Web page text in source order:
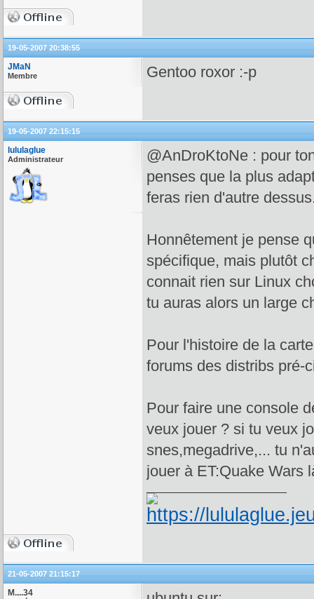
19-05-2007 20:38:55
JMaN
Membre Gentoo roxor :-p
19-05-2007 22:15:15
lululaglue
Administrateur
@AnDroKtoNe : pour
penses que la plus
feras rien d'autre
Honnêtement je pense
spécifique, mais plutôt
connait rien sur Linux
tu auras alors un large
Pour l'histoire de la
forums des distribs pré-
Pour faire une console
veux jouer ? si tu veux
snes,megadrive,... tu
jouer à ET:Quake Wars
21-05-2007 21:15:17
M....34